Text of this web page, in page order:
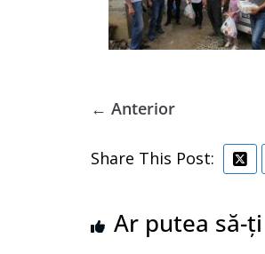
← Anterior
Share This Post:
Ar putea să-